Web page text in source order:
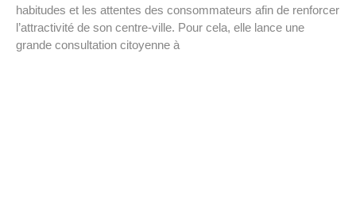
habitudes et les attentes des consommateurs afin de renforcer
l’attractivité de son centre-ville. Pour cela, elle lance une
grande consultation citoyenne à